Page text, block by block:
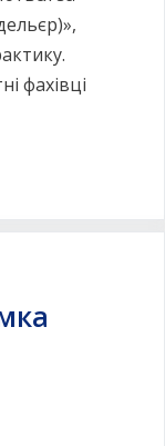
фахівці